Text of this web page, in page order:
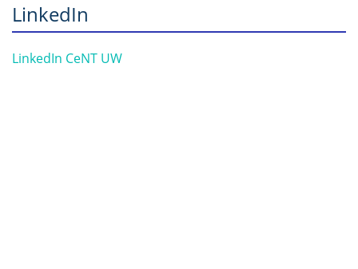
LinkedIn
LinkedIn CeNT UW